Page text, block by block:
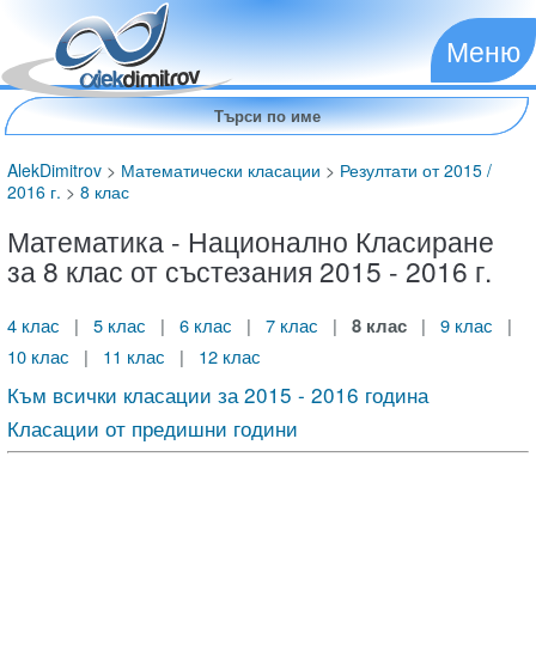
Меню
AlekDimitrov > Математически класации > Резултати от 2015 /
2016 г. > 8 клас
Математика - Национално Класиране
за 8 клас от състезания 2015 - 2016 г.
4 клас | 5 клас | 6 клас | 7 клас | 8 клас | 9 клас
|
10 клас
| 11 клас | 12 клас
Към всички класации за 2015 - 2016 година
Класации от предишни години